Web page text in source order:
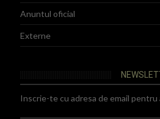
Anuntul oficial
Externe
Inscrie-te cu adresa de email pentru